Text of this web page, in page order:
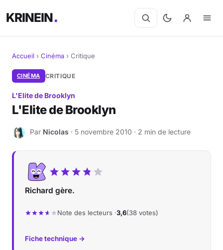
KRINEIN
Cinéma
Séries
Livres
Jeux vidéo
Musique
Accueil › Cinéma › Critique
CINÉMA CRITIQUE
L'Elite de Brooklyn
L'Elite de Brooklyn
N Par Nicolas · 5 novembre 2010 · 2 min de lecture
Richard gère.
Note des lecteurs ·3,6(38 votes)
Fiche technique →